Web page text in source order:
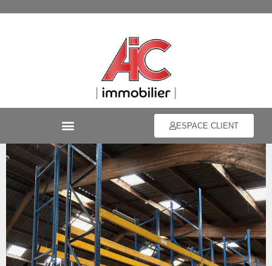
ESPACE CLIENT